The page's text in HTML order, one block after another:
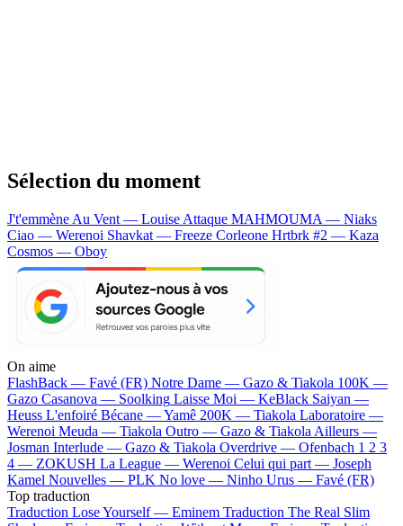
Sélection du moment
J't'emmène Au Vent — Louise Attaque MAHMOUMA — Niaks
Ciao — Werenoi Shavkat — Freeze Corleone Hrtbrk #2 — Kaza
Cosmos — Oboy
On aime
FlashBack — Favé (FR) Notre Dame — Gazo & Tiakola 100K —
Gazo Casanova — Soolking Laisse Moi — KeBlack Saiyan —
Heuss L'enfoiré Bécane —Yamê 200K — Tiakola Laboratoire —
Werenoi Meuda — Tiakola Outro — Gazo & Tiakola Ailleurs —
Josman Interlude — Gazo & Tiakola Overdrive — Ofenbach 1 2 3
4 — ZOKUSH La League — Werenoi Celui qui part — Joseph
Kamel Nouvelles — PLK No love — Ninho Urus — Favé (FR)
Top traduction
Traduction Lose Yourself — Eminem Traduction The Real Slim